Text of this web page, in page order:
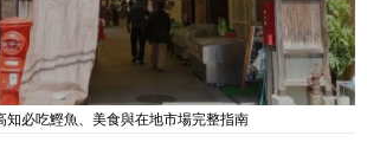
知必吃鰹魚、美食與在地市場完整指南